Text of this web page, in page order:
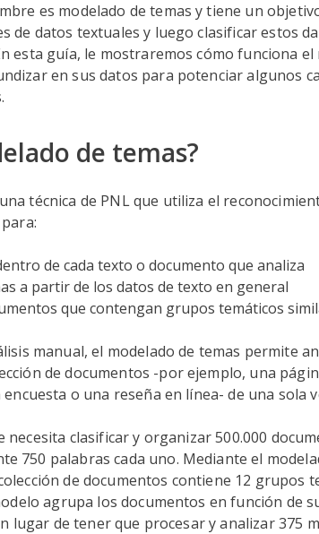
es modelado de temas y tiene un
de datos textuales y luego clasificar estos
esta guía, le mostraremos cómo funciona el
en sus datos para potenciar algunos
de temas?
técnica de PNL que utiliza el
de cada texto o documento que analiza
a partir de los datos de texto en general
que contengan grupos temáticos
manual, el modelado de temas permite
de documentos -por ejemplo, una
o una reseña en línea- de una sola
necesita clasificar y organizar 500.000
750 palabras cada uno. Mediante el
de documentos contiene 12 grupos
agrupa los documentos en función de
lugar de tener que procesar y analizar 375